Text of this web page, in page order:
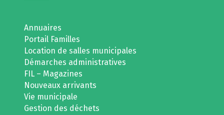
Annuaires
Portail Familles
Location de salles municipales
Démarches administratives
FIL – Magazines
Nouveaux arrivants
Vie municipale
Gestion des déchets